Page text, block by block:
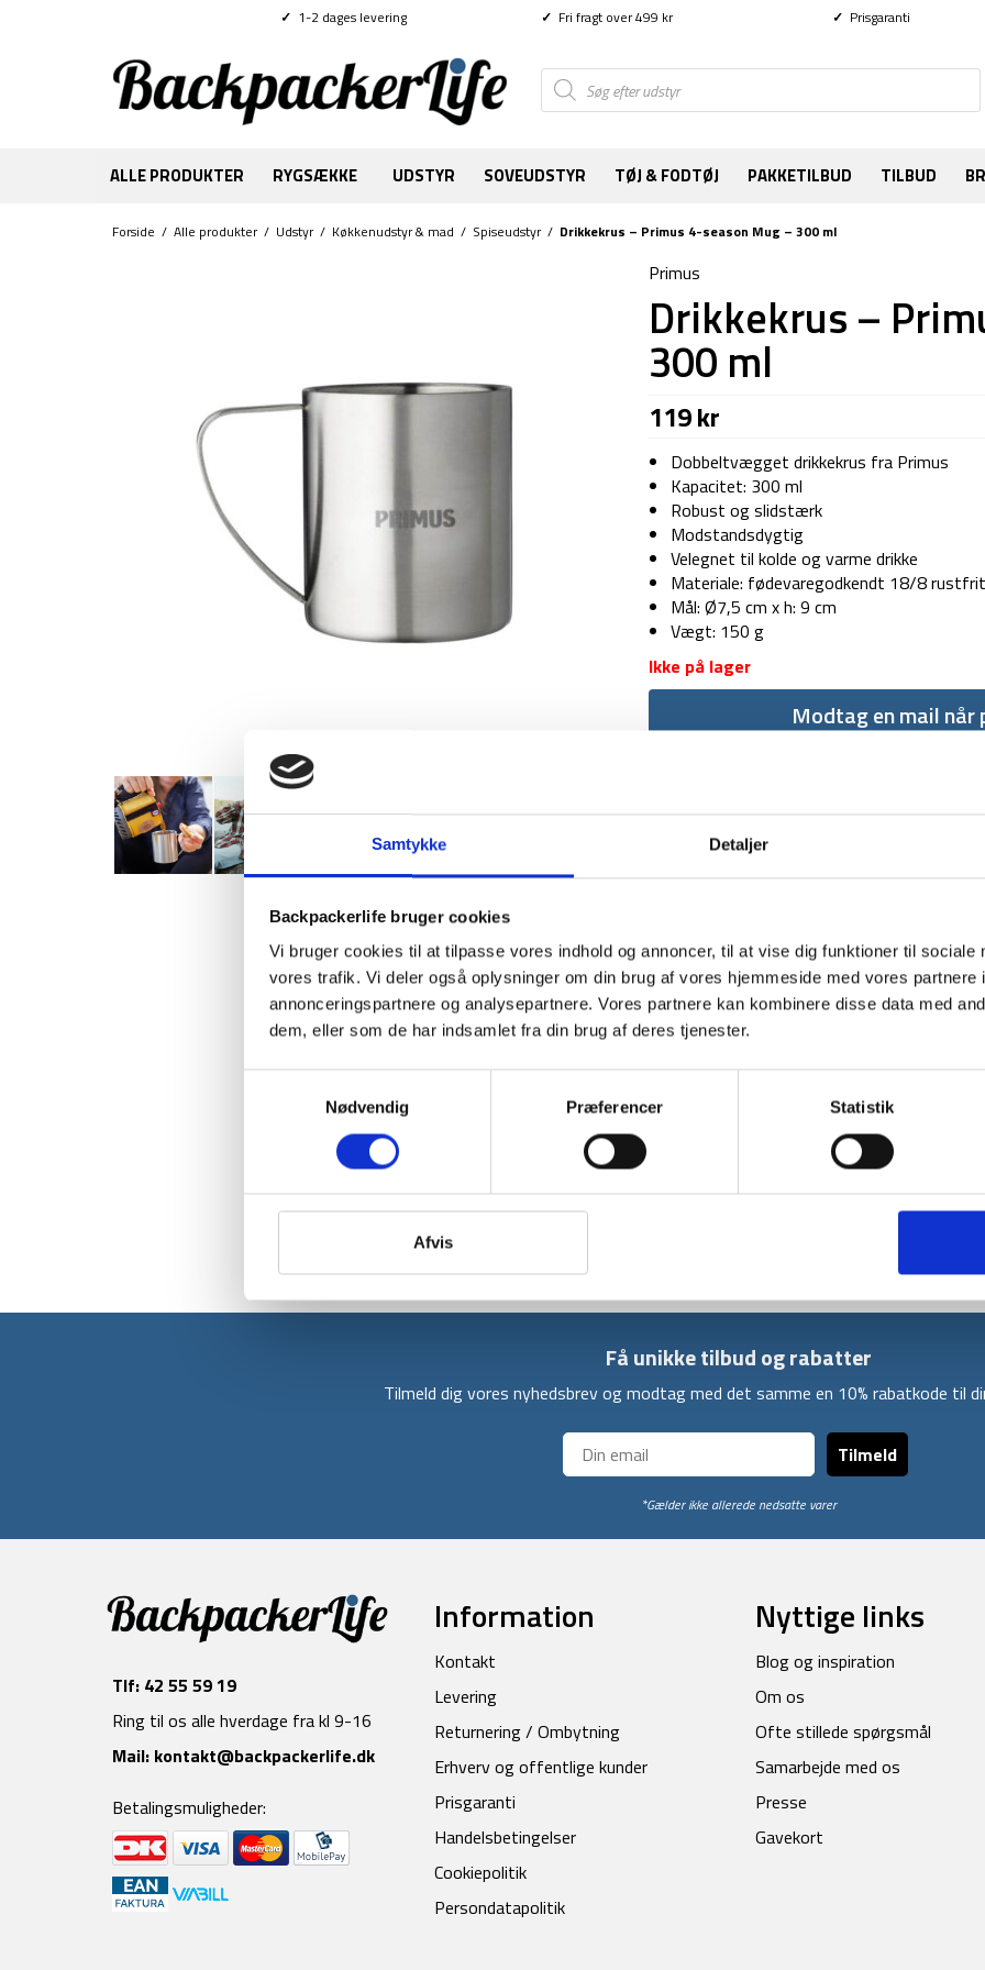
Samtykke Detaljer
Backpackerlife bruger cookies
Vi bruger cookies til at tilpasse vores indhold og annoncer, til at vise dig funktioner til sociale
vores trafik. Vi deler også oplysninger om din brug af vores hjemmeside med vores partnere
annonceringspartnere og analysepartnere. Vores partnere kan kombinere disse data med
dem, eller som de har indsamlet fra din brug af deres tjenester.
Nødvendig
Præferencer Statistik
Afvis
✓ 1-2 dages levering ✓ Fri fragt over 499 kr ✓ Prisgaranti
Products
search
ALLE PRODUKTER RYGSÆKKE UDSTYR SOVEUDSTYR TØJ & FODTØJ PAKKETILBUD TILBUD
Forside / Alle produkter/ Udstyr/ Køkkenudstyr & mad / Spiseudstyr/ Drikkekrus – Primus 4-season Mug – 300 ml
Primus
Drikkekrus –
300 ml
119kr
Dobbeltvægget drikkekrus fra Primus
Kapacitet: 300 ml
Robust og slidstærk
Modstandsdygtig
Velegnet til kolde og varme drikke
Materiale: fødevaregodkendt 18/8
Mål: Ø7,5 cm x h: 9 cm
Vægt: 150 g
Ikke på lager
Modtag en mail når
1-2 dages levering Fri
BESKRIVELSE
Dette 4-season Mug fra Primus er et
Drikkekruset er på 300 ml og det er
Derudover har den en stor mundåbning for
er rummeligt nok til, at man kan holde i det
Få unikke tilbud og rabatter
Tilmeld dig vores nyhedsbrev og modtag med det samme en 10% rabatkode til
Tilmeld
*Gælder ikke allerede nedsatte varer
Tlf: 42 55 59 19
Ring til os alle hverdage fra kl 9-16
Mail: kontakt@backpackerlife.dk
Betalingsmuligheder:
Information
Kontakt
Levering
Returnering / Ombytning
Erhverv og offentlige kunder
Prisgaranti
Handelsbetingelser
Cookiepolitik
Persondatapolitik
Nyttige links
Blog og inspiration
Om os
Ofte stillede spørgsmål
Samarbejde med os
Presse
Gavekort